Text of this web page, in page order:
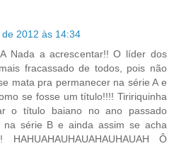
2012 às 14:34
Nada a acrescentar!! O líder dos
fracassado de todos, pois não
mata pra permanecer na série A e
se fosse um título!!!! Tiririquinha
o título baiano no ano passado
na série B e ainda assim se acha
HAHUAHAUHAUAHAUHAUAH Ô